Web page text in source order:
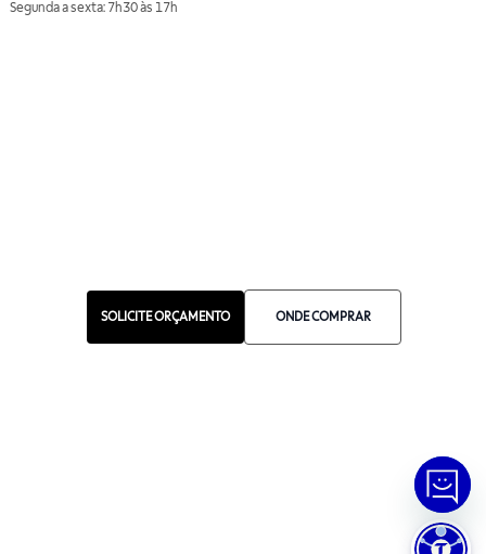
SOLICITE ORÇAMENTO ONDE COMPRAR
Segunda a sexta: 7h30 às 17h
Compra com CNPJ
RA 1000